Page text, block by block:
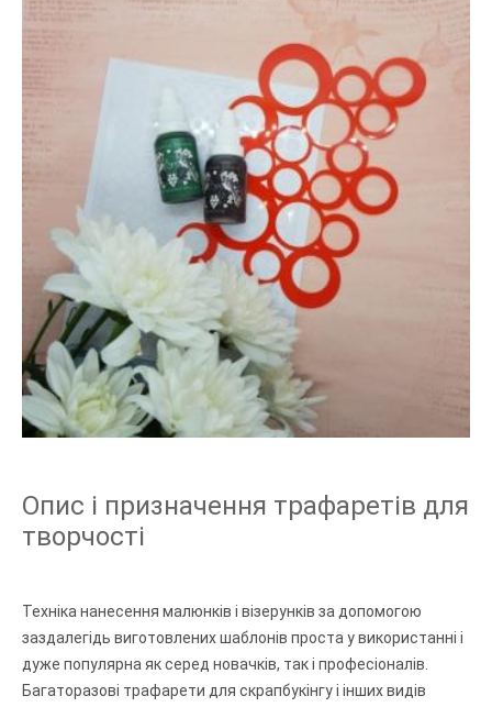
Опис і призначення трафаретів для
творчості
Техніка нанесення малюнків і візерунків за допомогою
заздалегідь виготовлених шаблонів проста у використанні і
дуже популярна як серед новачків, так і професіоналів.
Багаторазові трафарети для скрапбукінгу і інших видів